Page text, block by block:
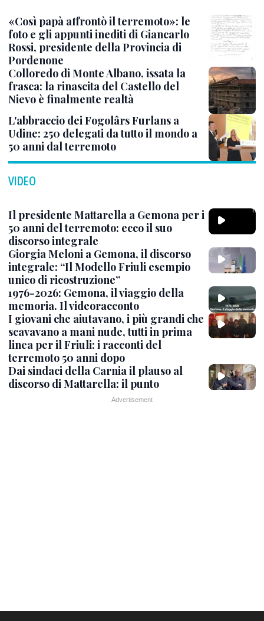
«Così papà affrontò il terremoto»: le
foto e gli appunti inediti di Giancarlo
Rossi, presidente della Provincia di
Pordenone
Colloredo di Monte Albano, issata la
frasca: la rinascita del Castello del
Nievo è finalmente realtà
L'abbraccio dei Fogolârs Furlans a
Udine: 250 delegati da tutto il mondo a
50 anni dal terremoto
VIDEO
Il presidente Mattarella a Gemona per i
50 anni del terremoto: ecco il suo
discorso integrale
Giorgia Meloni a Gemona, il discorso
integrale: “Il Modello Friuli esempio
unico di ricostruzione”
1976-2026: Gemona, il viaggio della
memoria. Il videoracconto
I giovani che aiutavano, i più grandi che
scavavano a mani nude, tutti in prima
linea per il Friuli: i racconti del
terremoto 50 anni dopo
Dai sindaci della Carnia il plauso al
discorso di Mattarella: il punto